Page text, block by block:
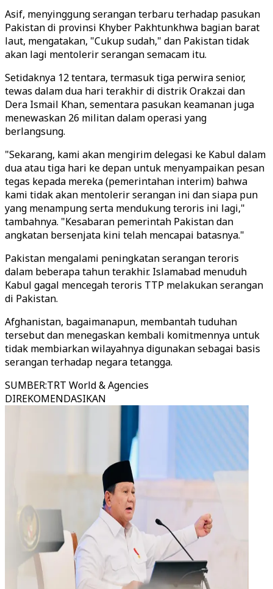
Asif, menyinggung serangan terbaru terhadap pasukan
Pakistan di provinsi Khyber Pakhtunkhwa bagian barat
laut, mengatakan, "Cukup sudah," dan Pakistan tidak
akan lagi mentolerir serangan semacam itu.
Setidaknya 12 tentara, termasuk tiga perwira senior,
tewas dalam dua hari terakhir di distrik Orakzai dan
Dera Ismail Khan, sementara pasukan keamanan juga
menewaskan 26 militan dalam operasi yang
berlangsung.
"Sekarang, kami akan mengirim delegasi ke Kabul dalam
dua atau tiga hari ke depan untuk menyampaikan pesan
tegas kepada mereka (pemerintahan interim) bahwa
kami tidak akan mentolerir serangan ini dan siapa pun
yang menampung serta mendukung teroris ini lagi,"
tambahnya. "Kesabaran pemerintah Pakistan dan
angkatan bersenjata kini telah mencapai batasnya."
Pakistan mengalami peningkatan serangan teroris
dalam beberapa tahun terakhir. Islamabad menuduh
Kabul gagal mencegah teroris TTP melakukan serangan
di Pakistan.
Afghanistan, bagaimanapun, membantah tuduhan
tersebut dan menegaskan kembali komitmennya untuk
tidak membiarkan wilayahnya digunakan sebagai basis
serangan terhadap negara tetangga.
SUMBER:TRT World & Agencies
DIREKOMENDASIKAN